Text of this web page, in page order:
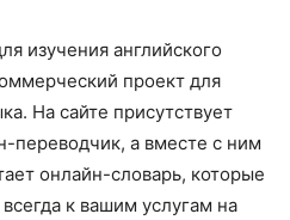
изучения английского
проект для
На сайте присутствует
переводчик, а вместе с ним
онлайн-словарь, которые
к вашим услугам на